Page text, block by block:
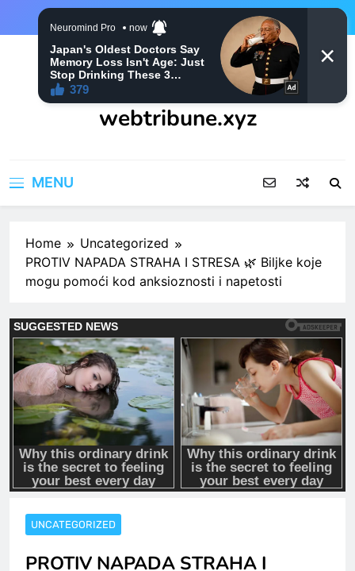
webtribune.xyz
MENU
Home
Uncategorized
PROTIV NAPADA STRAHA I STRESA 🌿 Biljke koje
mogu pomoći kod anksioznosti i napetosti
UNCATEGORIZED
PROTIV NAPADA STRAHA I